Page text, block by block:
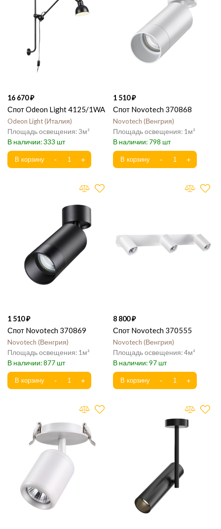
16 670
Спот Odeon Light 4125/1WA
Odeon Light Италия
3
333
1 510
Спот Novotech 370868
Novotech Венгрия
1
798
1 510
Спот Novotech 370869
Novotech Венгрия
1
877
8 800
Спот Novotech 370555
Novotech Венгрия
4
97